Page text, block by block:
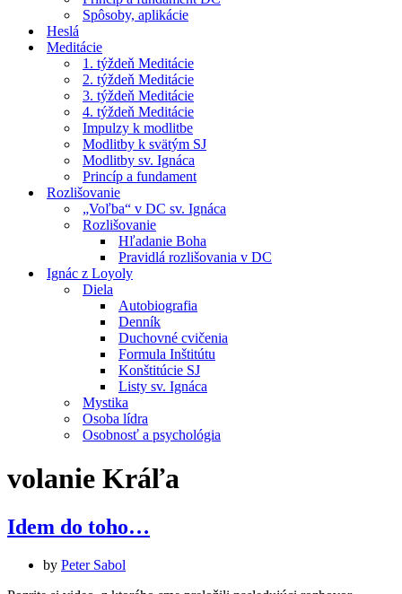
Spôsoby, aplikácie
Heslá
Meditácie
1. týždeň Meditácie
2. týždeň Meditácie
3. týždeň Meditácie
4. týždeň Meditácie
Impulzy k modlitbe
Modlitby k svätým SJ
Modlitby sv. Ignáca
Princíp a fundament
Rozlišovanie
„Voľba“ v DC sv. Ignáca
Rozlišovanie
Hľadanie Boha
Pravidlá rozlišovania v DC
Ignác z Loyoly
Diela
Autobiografia
Denník
Duchovné cvičenia
Formula Inštitútu
Konštitúcie SJ
Listy sv. Ignáca
Mystika
Osoba lídra
Osobnosť a psychológia
volanie Kráľa
Idem do toho…
by Peter Sabol